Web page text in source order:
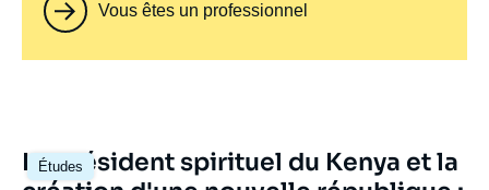
Vous êtes un professionnel
Études
Image
principale
Le président spirituel du Kenya et la